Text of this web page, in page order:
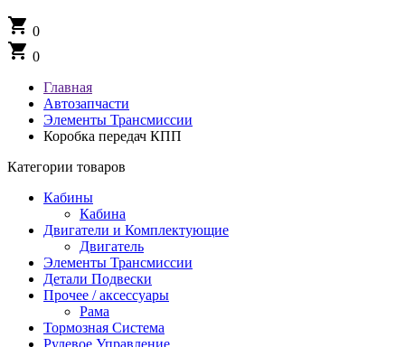
shopping_cart 0
shopping_cart 0
Главная
Автозапчасти
Элементы Трансмиссии
Коробка передач КПП
Категории товаров
Кабины
Кабина
Двигатели и Комплектующие
Двигатель
Элементы Трансмиссии
Детали Подвески
Прочее / аксессуары
Рама
Тормозная Система
Рулевое Управление